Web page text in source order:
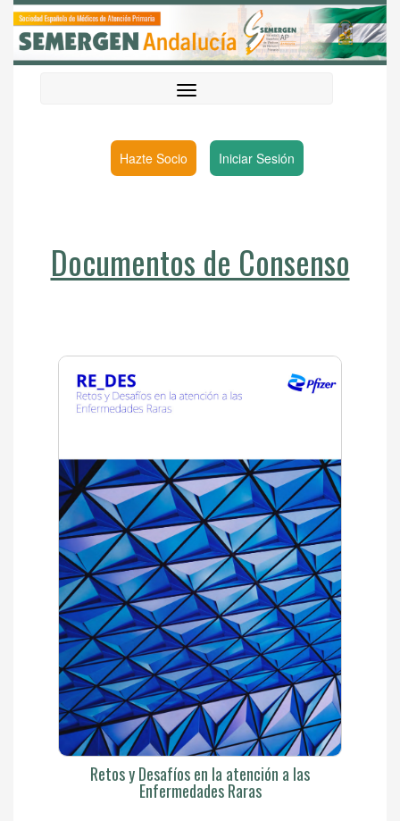
Hazte Socio Iniciar Sesión
Documentos de Consenso
Retos y Desafíos en la atención a las
Enfermedades Raras